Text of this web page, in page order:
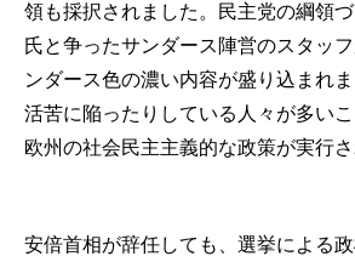
領も採択されました。民主党の綱領
氏と争ったサンダース陣営のスタッ
ンダース色の濃い内容が盛り込まれ
活苦に陥ったりしている人々が多い
欧州の社会民主主義的な政策が実行さ
安倍首相が辞任しても、選挙による